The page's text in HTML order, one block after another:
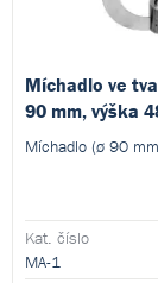
Míchadlo ve
90 mm, výška
Míchadlo (ø 90
Kat. číslo
MA-1